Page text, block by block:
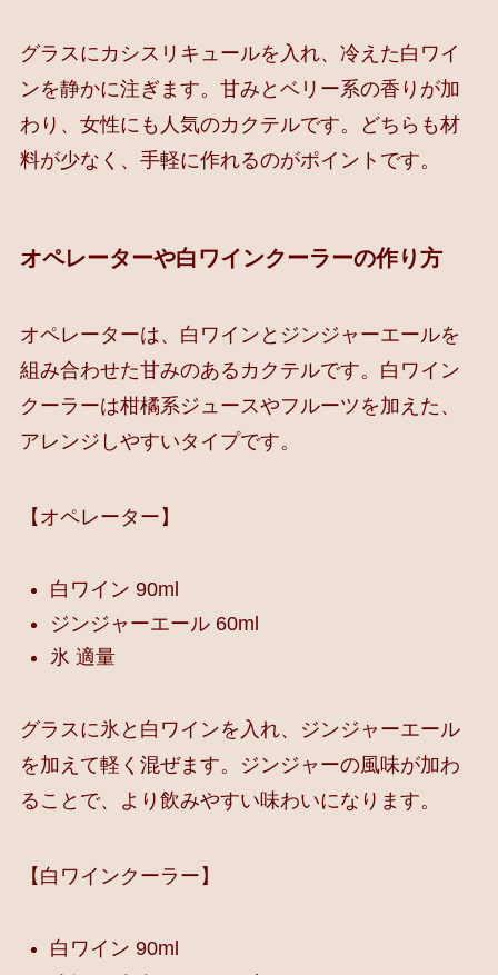
グラスにカシスリキュールを入れ、冷えた白ワイ
ンを静かに注ぎます。甘みとベリー系の香りが加
わり、女性にも人気のカクテルです。どちらも材
料が少なく、手軽に作れるのがポイントです。
オペレーターや白ワインクーラーの作り方
オペレーターは、白ワインとジンジャーエールを
組み合わせた甘みのあるカクテルです。白ワイン
クーラーは柑橘系ジュースやフルーツを加えた、
アレンジしやすいタイプです。
【オペレーター】
白ワイン 90ml
ジンジャーエール 60ml
氷 適量
グラスに氷と白ワインを入れ、ジンジャーエール
を加えて軽く混ぜます。ジンジャーの風味が加わ
ることで、より飲みやすい味わいになります。
【白ワインクーラー】
白ワイン 90ml